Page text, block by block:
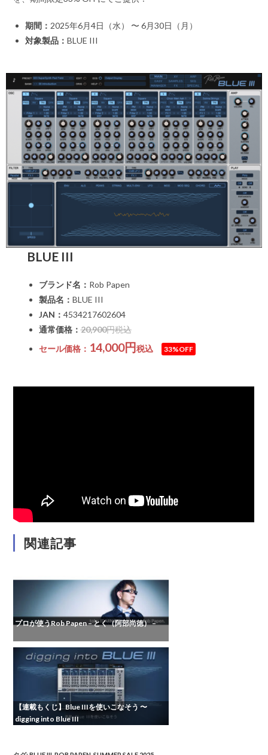
期間： 2025年6月4日（水） 〜 6月30日（月）
対象製品：BLUE III
BLUE III
ブランド名： Rob Papen
製品名： BLUE III
JAN： 4534217602604
通常価格：20,900円税込
セール価格： 14,000円税込 33%OFF
関連記事
プロが使うRob Papen – とく（阿部尚徳） –
【連載もくじ】Blue IIIを使いこなそう 〜
digging into Blue III